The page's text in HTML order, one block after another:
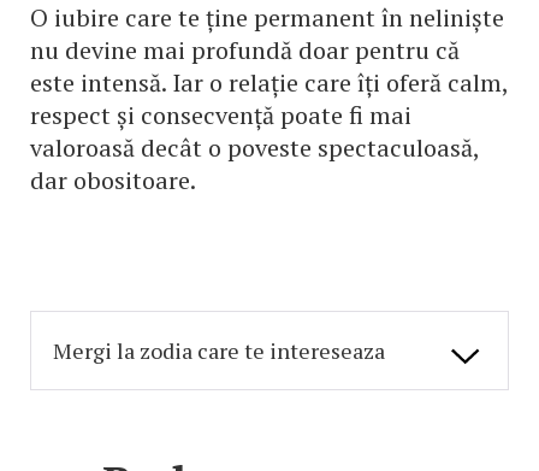
O iubire care te ține permanent în neliniște
nu devine mai profundă doar pentru că
este intensă. Iar o relație care îți oferă calm,
respect și consecvență poate fi mai
valoroasă decât o poveste spectaculoasă,
dar obositoare.